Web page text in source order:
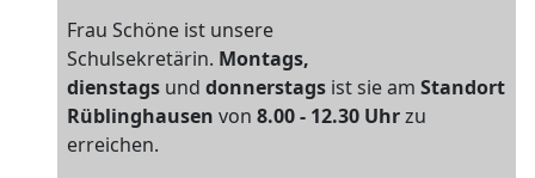
Frau Schöne ist unsere
Schulsekretärin. Montags,
dienstags unddonnerstags ist sie amStandort
Rüblinghausen von8.00 - 12.30 Uhrzu
erreichen.